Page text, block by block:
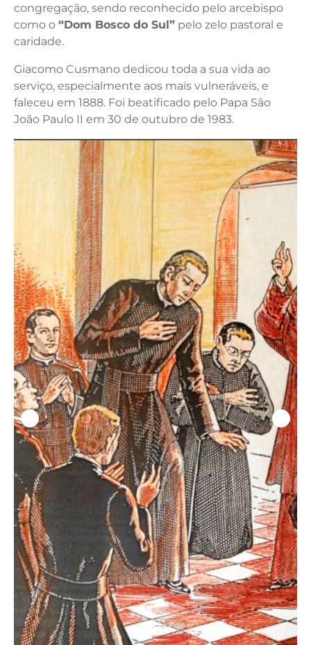
congregação, sendo reconhecido pelo arcebispo
como o “Dom Bosco do Sul” pelo zelo pastoral e
caridade.
Giacomo Cusmano dedicou toda a sua vida ao
serviço, especialmente aos mais vulneráveis, e
faleceu em 1888. Foi beatificado pelo Papa São
João Paulo II em 30 de outubro de 1983.